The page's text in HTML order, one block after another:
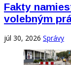
Fakty
volebným
júl 30, 2026 Správy